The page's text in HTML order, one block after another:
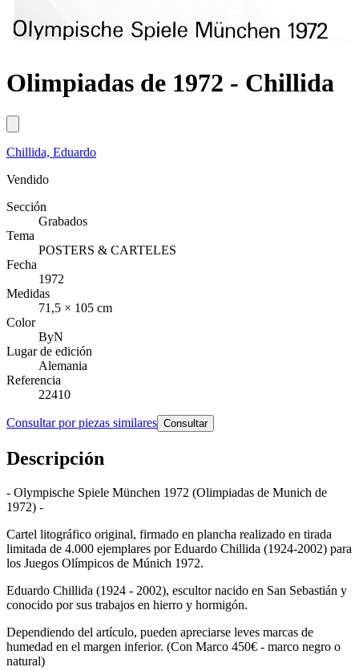
Olimpiadas de 1972 - Chillida
Chillida, Eduardo
Vendido
Sección
Grabados
Tema
POSTERS & CARTELES
Fecha
1972
Medidas
71,5 × 105 cm
Color
ByN
Lugar de edición
Alemania
Referencia
22410
Consultar por piezas similares Consultar
Descripción
- Olympische Spiele München 1972 (Olimpiadas de Munich de
1972) -
Cartel litográfico original, firmado en plancha realizado en tirada
limitada de 4.000 ejemplares por Eduardo Chillida (1924-2002) para
los Juegos Olímpicos de Múnich 1972.
Eduardo Chillida (1924 - 2002), escultor nacido en San Sebastián y
conocido por sus trabajos en hierro y hormigón.
Dependiendo del artículo, pueden apreciarse leves marcas de
humedad en el margen inferior. (Con Marco 450€ - marco negro o
natural)